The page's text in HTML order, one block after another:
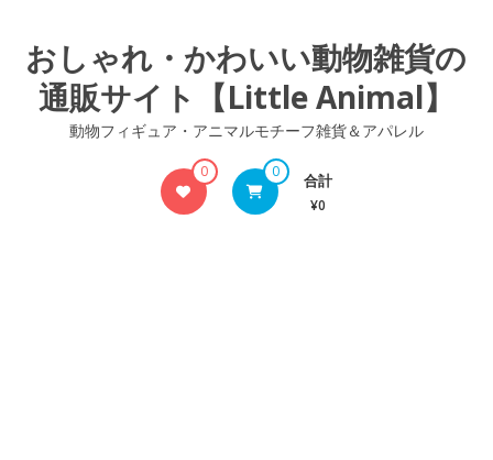
おしゃれ・かわいい動物雑貨の
通販サイト【Little Animal】
動物フィギュア・アニマルモチーフ雑貨＆アパレル
0 0 合計
¥0